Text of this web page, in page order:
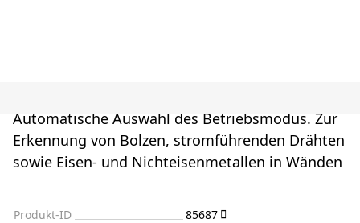
Automatische Auswahl des Betriebsmodus. Zur
Erkennung von Bolzen, stromführenden Drähten
sowie Eisen- und Nichteisenmetallen in Wänden
Produkt-ID
85687